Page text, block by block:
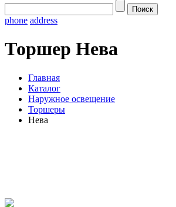
phone address
Торшер Нева
Главная
Каталог
Наружное освещение
Торшеры
Нева